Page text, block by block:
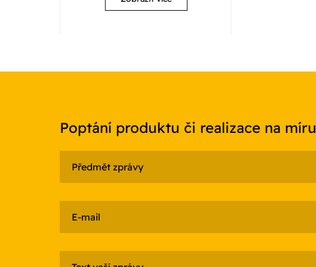
Poptání produktu či realizace na míru